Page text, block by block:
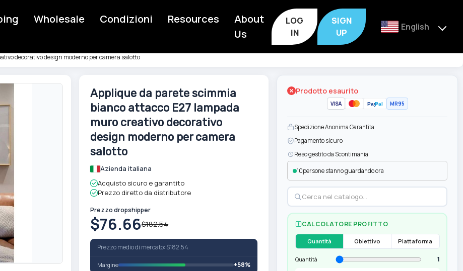
Wholesale Condizioni Resources
About
Us
LOG
IN
SIGN
UP
English
decorativo design moderno per camera salotto
Skip
beginning
Applique da parete scimmia
bianco attacco E27 lampada
muro creativo decorativo
design moderno per camera
salotto
Azienda italiana
Acquisto sicuro e garantito
Prezzo diretto da distributore
Prezzo dropshipper
$76.66$182.54
Prezzo medio di mercato: $182.54
Margine +58%
Prodotto esaurito
VISA PayPal MR95
Spedizione Anonima Garantita
Pagamento sicuro
Reso gestito da Scontimania
10persone stanno guardando ora
CALCOLATORE PROFITTO
Quantità Obiettivo Piattaforma
Quantità
1